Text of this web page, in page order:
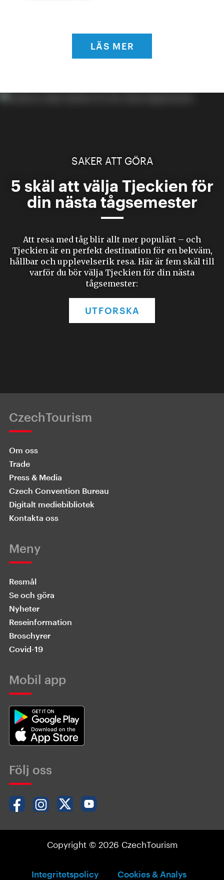
LÄS MER
SAKER ATT GÖRA
5 skäl att välja Tjeckien för
din nästa tågsemester
Att resa med tåg blir allt mer populärt – och
Tjeckien är en perfekt destination för en bekväm,
hållbar och upplevelserik resa. Här är fem skäl till
varför du bör välja Tjeckien för din nästa
tågsemester:
UTFORSKA
CzechTourism
Om oss
Trade
Press & Media
Czech Convention Bureau
Digitalt mediebibliotek
Kontakta oss
Meny
Resmål
Se och göra
Nyheter
Reseinformation
Broschyrer
Covid-19
Mobil app
Följ oss
Copyright © 2026 CzechTourism
Integritetspolicy Cookies & Analys